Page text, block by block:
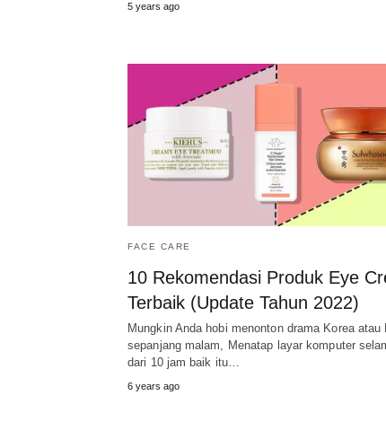
5 years ago
FACE CARE
10 Rekomendasi Produk Eye
Terbaik (Update Tahun 2022)
Mungkin Anda hobi menonton drama Korea atau
sepanjang malam, Menatap layar komputer
dari 10 jam baik itu…
6 years ago